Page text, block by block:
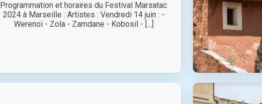
Programmation et horaires du Festival Marsatac
2024 à Marseille : Artistes : Vendredi 14 juin : -
Werenoi - Zola - Zamdane - Kobosil - [...]